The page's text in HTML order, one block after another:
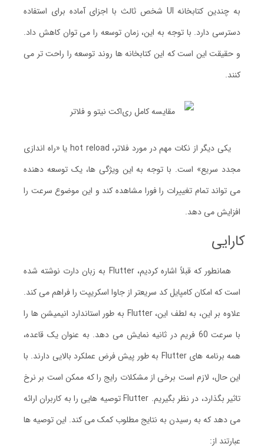
به چندین کتابخانه UI شخص ثالث با اجزای آماده برای استفاده
دسترسی دارد. با توجه به این، زمان توسعه را می توان کاهش داد.
و حقیقت این است که این کتابخانه ها روند توسعه را راحت تر می
کنند.
یکی دیگر از نکات مهم در مورد فلاتر، hot reload یا «راه اندازی
مجدد سریع» است. با توجه به این ویژگی ها، یک توسعه دهنده
می تواند تمام تغییرات را فورا مشاهده کند و این موضوع سرعت را
افزایش می دهد.
کارایی
همانطور که قبلاً اشاره کردیم، Flutter به زبان دارت نوشته شده
است که امکان کامپایل کد سریعتر از جاوا اسکریپت را فراهم می کند.
علاوه بر این، به لطف این، Flutter به طور استاندارد انیمیشن ها را
با سرعت 60 فریم در ثانیه نمایش می دهد. به عنوان یک قاعده،
همه برنامه های Flutter به طور پیش فرض عملکرد بالایی دارند. با
این حال، لازم است برخی از مشکلات رایج را که ممکن است بر نرخ
تاثیر بگذارد، در نظر بگیریم. Flutter توصیه هایی را به کاربران ارائه
می دهد که به رسیدن به نتایج مطلوب کمک می کند. این توصیه ها
عبارتند از: